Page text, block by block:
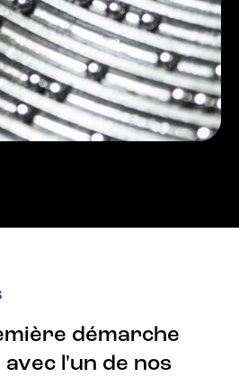
démarche
l'un de nos